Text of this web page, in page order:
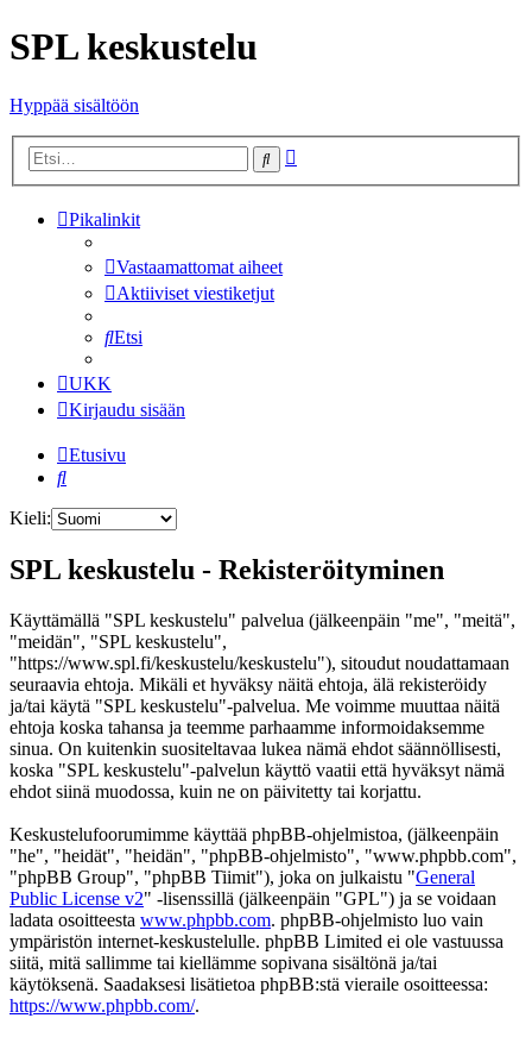
SPL keskustelu
Hyppää sisältöön
Etsi
Pikalinkit
Vastaamattomat aiheet
Aktiiviset viestiketjut
Etsi
UKK
Kirjaudu sisään
Etusivu
Etsi
Kieli:
SPL keskustelu - Rekisteröityminen
Käyttämällä "SPL keskustelu" palvelua (jälkeenpäin "me", "meitä",
"meidän", "SPL keskustelu",
"https://www.spl.fi/keskustelu/keskustelu"), sitoudut noudattamaan
seuraavia ehtoja. Mikäli et hyväksy näitä ehtoja, älä rekisteröidy
ja/tai käytä "SPL keskustelu"-palvelua. Me voimme muuttaa näitä
ehtoja koska tahansa ja teemme parhaamme informoidaksemme
sinua. On kuitenkin suositeltavaa lukea nämä ehdot säännöllisesti,
koska "SPL keskustelu"-palvelun käyttö vaatii että hyväksyt nämä
ehdot siinä muodossa, kuin ne on päivitetty tai korjattu.
Keskustelufoorumimme käyttää phpBB-ohjelmistoa, (jälkeenpäin
"he", "heidät", "heidän", "phpBB-ohjelmisto", "www.phpbb.com",
"phpBB Group", "phpBB Tiimit"), joka on julkaistu "General
Public License v2" -lisenssillä (jälkeenpäin "GPL") ja se voidaan
ladata osoitteesta www.phpbb.com. phpBB-ohjelmisto luo vain
ympäristön internet-keskustelulle. phpBB Limited ei ole vastuussa
siitä, mitä sallimme tai kiellämme sopivana sisältönä ja/tai
käytöksenä. Saadaksesi lisätietoa phpBB:stä vieraile osoitteessa:
https://www.phpbb.com/.